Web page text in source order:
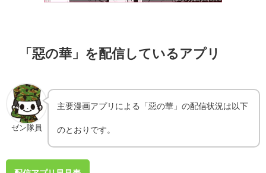
「惡の華」を配信しているアプリ
ゼン隊員
主要漫画アプリによる「惡の華」の配信状況は以下
のとおりです。